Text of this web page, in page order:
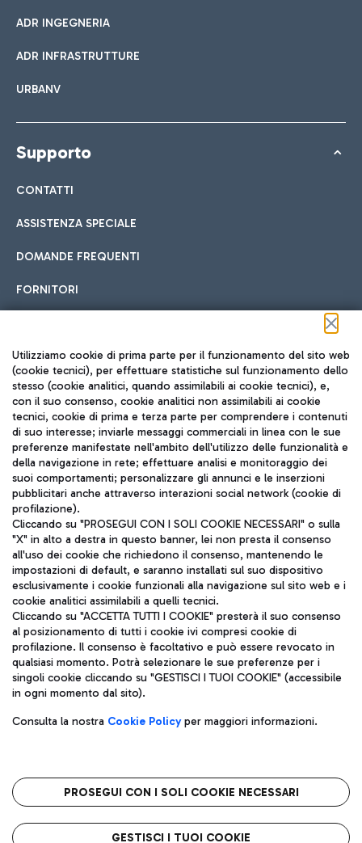
ADR INGEGNERIA
ADR INFRASTRUTTURE
URBANV
Supporto
CONTATTI
ASSISTENZA SPECIALE
DOMANDE FREQUENTI
FORNITORI
Seguici sui social
TRAVEL JOURNAL
ITA
Aeroporti di Roma S.p.A. - Società soggetta a direzione e
coordinamento di Mundys S.p.A.
Codice fiscale e Registro delle Imprese di Roma 13032990155 P.
IVA 06572251004
Capitale sociale 62.224.743,00 int. vers.
Sede legale: Via Pier Paolo Racchetti 1 - 00054 Fiumicino (RM)
telefono +39 06 65951
Privacy policy
Note legali
Roma FCO
L'aeroporto stellato
Utilizziamo cookie di prima parte per il funzionamento del sito web
(cookie tecnici), per effettuare statistiche sul funzionamento dello
stesso (cookie analitici, quando assimilabili ai cookie tecnici), e,
con il suo consenso, cookie analitici non assimilabili ai cookie
tecnici, cookie di prima e terza parte per comprendere i contenuti
di suo interesse; inviarle messaggi commerciali in linea con le sue
preferenze manifestate nell'ambito dell'utilizzo delle funzionalità e
della navigazione in rete; effettuare analisi e monitoraggio dei
suoi comportamenti; personalizzare gli annunci e le inserzioni
pubblicitari anche attraverso interazioni social network (cookie di
profilazione).
Cliccando su "PROSEGUI CON I SOLI COOKIE NECESSARI" o sulla
"X" in alto a destra in questo banner, lei non presta il consenso
all'uso dei cookie che richiedono il consenso, mantenendo le
impostazioni di default, e saranno installati sul suo dispositivo
esclusivamente i cookie funzionali alla navigazione sul sito web e i
cookie analitici assimilabili a quelli tecnici.
Cliccando su "ACCETTA TUTTI I COOKIE" presterà il suo consenso
al posizionamento di tutti i cookie ivi compresi cookie di
profilazione. Il consenso è facoltativo e può essere revocato in
qualsiasi momento. Potrà selezionare le sue preferenze per i
singoli cookie cliccando su "GESTISCI I TUOI COOKIE" (accessibile
in ogni momento dal sito).
Consulta la nostra Cookie Policyper maggiori informazioni.
PROSEGUI CON I SOLI COOKIE NECESSARI
GESTISCI I TUOI COOKIE